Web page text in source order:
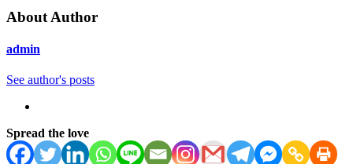
About Author
admin
See author's posts
Spread the love